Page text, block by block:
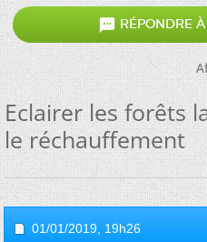
 RÉPONDRE
Eclairer les forêts
le réchauffement
01/01/2019, 19h26